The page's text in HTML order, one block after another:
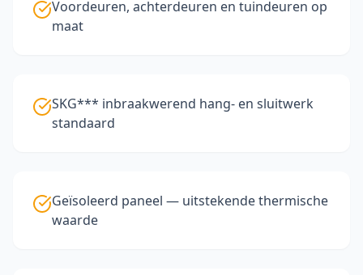
Voordeuren, achterdeuren en tuindeuren op
maat
SKG*** inbraakwerend hang- en sluitwerk
standaard
Geïsoleerd paneel — uitstekende thermische
waarde